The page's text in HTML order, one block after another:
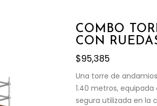
COMBO
CON
$95,385
Una torre de
1.40 metros,
segura utilizada en la